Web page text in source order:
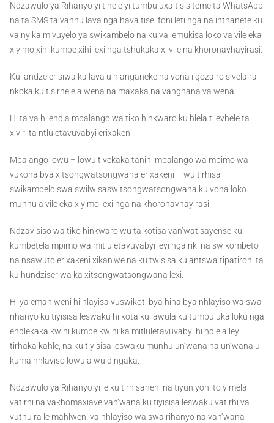
Ndzawulo ya Rihanyo yi tlhele yi tumbuluxa tisisiteme ta WhatsApp
na ta SMS ta vanhu lava nga hava tiselifoni leti nga na inthanete ku
va nyika mivuyelo ya swikambelo na ku va lemukisa loko va vile eka
xiyimo xihi kumbe xihi lexi nga tshukaka xi vile na khoronavhayirasi.
Ku landzelerisiwa ka lava u hlanganeke na vona i goza ro sivela ra
nkoka ku tisirhelela wena na maxaka na vanghana va wena.
Hi ta va hi endla mbalango wa tiko hinkwaro ku hlela tilevhele ta
xiviri ta ntluletavuvabyi erixakeni.
Mbalango lowu – lowu tivekaka tanihi mbalango wa mpimo wa
vukona bya xitsongwatsongwana erixakeni – wu tirhisa
swikambelo swa swilwisaswitsongwatsongwana ku vona loko
munhu a vile eka xiyimo lexi nga na khoronavhayirasi.
Ndzavisiso wa tiko hinkwaro wu ta kotisa van’watisayense ku
kumbetela mpimo wa mitluletavuvabyi leyi nga riki na swikombeto
na nsawuto erixakeni xikan’we na ku twisisa ku antswa tipatironi ta
ku hundziseriwa ka xitsongwatsongwana lexi.
Hi ya emahlweni hi hlayisa vuswikoti bya hina bya nhlayiso wa swa
rihanyo ku tiyisisa leswaku hi kota ku lawula ku tumbuluka loku nga
endlekaka kwihi kumbe kwihi ka mitluletavuvabyi hi ndlela leyi
tirhaka kahle, na ku tiyisisa leswaku munhu un’wana na un’wana u
kuma nhlayiso lowu a wu dingaka.
Ndzawulo ya Rihanyo yi le ku tirhisaneni na tiyuniyoni to yimela
vatirhi na vakhomaxiave van’wana ku tiyisisa leswaku vatirhi va
vuthu ra le mahlweni va nhlayiso wa swa rihanyo na van’wana